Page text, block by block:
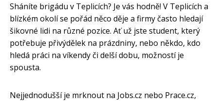
Sháníte brigádu v Teplicích? Je vás hodně! V Teplicích a
blízkém okolí se pořád něco děje a firmy často hledají
šikovné lidi na různé pozice. Ať už jste student, který
potřebuje přivýdělek na prázdniny, nebo někdo, kdo
hledá práci na víkendy či delší dobu, možností je
spousta.
Nejjednodušší je mrknout na Jobs.cz nebo Prace.cz,